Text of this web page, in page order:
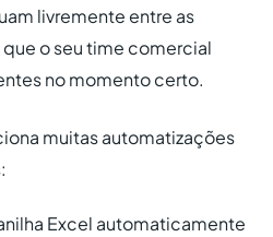
livremente entre as
o seu time comercial
no momento certo.
muitas automatizações
Excel automaticamente